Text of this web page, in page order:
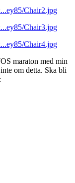
Chair2.jpg
Chair3.jpg
Chair4.jpg
maraton med min
om detta. Ska bli